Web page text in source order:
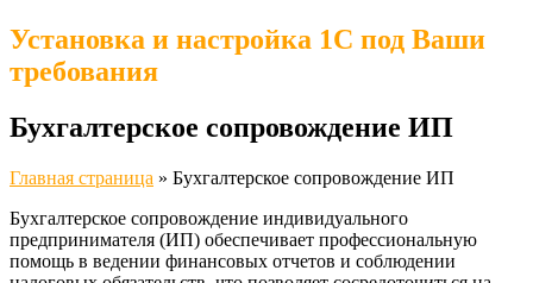
Установка и настройка 1С под Ваши
требования
Бухгалтерское сопровождение ИП
Главная страница » Бухгалтерское сопровождение ИП
Бухгалтерское сопровождение индивидуального
предпринимателя (ИП) обеспечивает профессиональную
помощь в ведении финансовых отчетов и соблюдении